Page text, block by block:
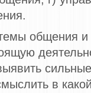
общения
в